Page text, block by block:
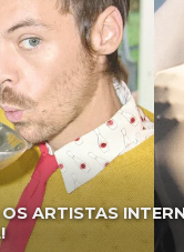
ARTISTAS